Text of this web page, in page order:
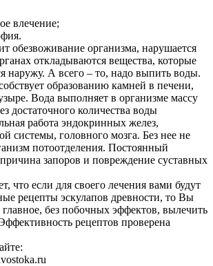
влечение;
обезвоживание организма, нарушается
откладываются вещества, которые
наружу. А всего – то, надо выпить воды.
образованию камней в печени,
Вода выполняет в организме массу
достаточного количества воды
работа эндокринных желез,
системы, головного мозга. Без нее не
потоотделения. Постоянный
запоров и повреждение суставных
что если для своего лечения вами будут
рецепты эскулапов древности, то Вы
без побочных эффектов, вылечить
рецептов проверена